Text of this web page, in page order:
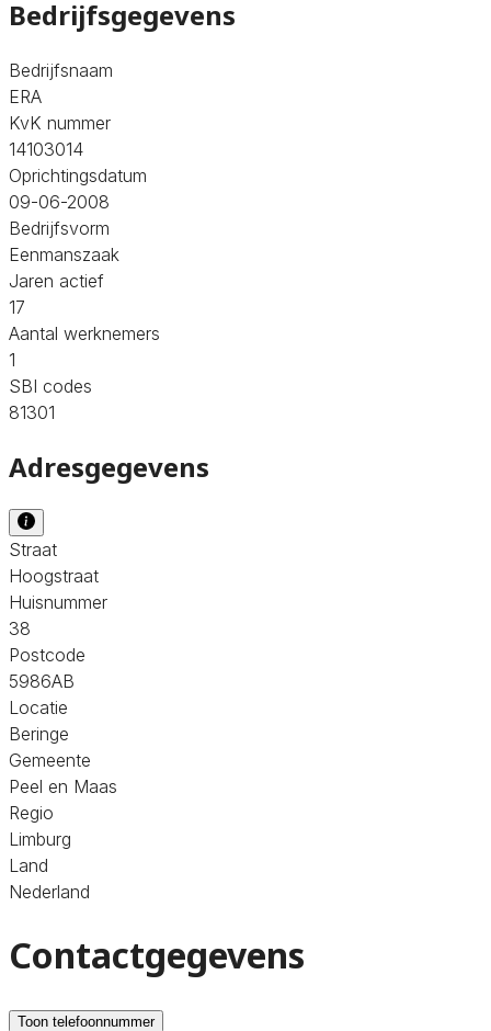
Bedrijfsgegevens
Bedrijfsnaam
ERA
KvK nummer
14103014
Oprichtingsdatum
09-06-2008
Bedrijfsvorm
Eenmanszaak
Jaren actief
17
Aantal werknemers
1
SBI codes
81301
Adresgegevens
Straat
Hoogstraat
Huisnummer
38
Postcode
5986AB
Locatie
Beringe
Gemeente
Peel en Maas
Regio
Limburg
Land
Nederland
Contactgegevens
Toon telefoonnummer